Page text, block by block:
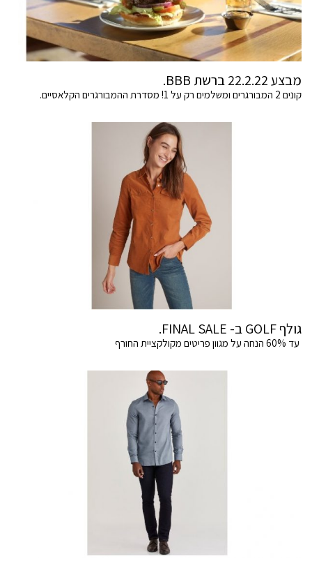
מבצע 22.2.22 ברשת BBB.
קונים 2 המבורגרים ומשלמים רק על 1! מסדרת ההמבורגרים הקלאסיים.
גולף GOLF ב- FINAL SALE.
עד 60% הנחה על מגוון פריטים מקולקציית החורף